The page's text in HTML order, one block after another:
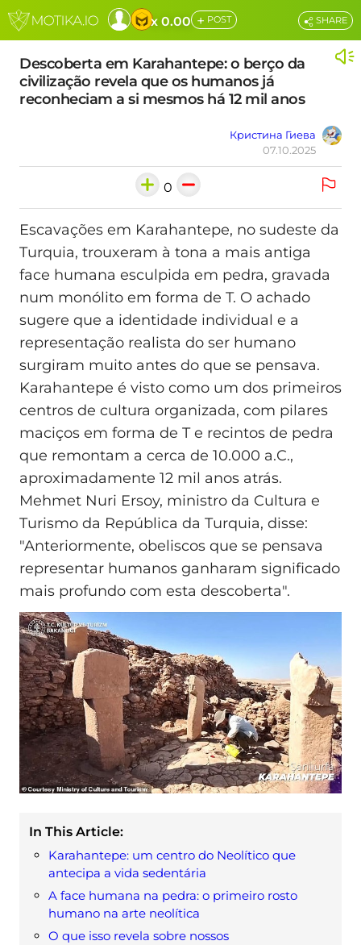
x 0.00 + POST
Descoberta em Karahantepe: o berço da
civilização revela que os humanos já
reconheciam a si mesmos há 12 mil anos
Кристина Гиева
07.10.2025
SHARE
0
Escavações em Karahantepe, no sudeste da
Turquia, trouxeram à tona a mais antiga
face humana esculpida em pedra, gravada
num monólito em forma de T. O achado
sugere que a identidade individual e a
representação realista do ser humano
surgiram muito antes do que se pensava.
Karahantepe é visto como um dos primeiros
centros de cultura organizada, com pilares
maciços em forma de T e recintos de pedra
que remontam a cerca de 10.000 a.C.,
aproximadamente 12 mil anos atrás.
Mehmet Nuri Ersoy, ministro da Cultura e
Turismo da República da Turquia, disse:
"Anteriormente, obeliscos que se pensava
representar humanos ganharam significado
mais profundo com esta descoberta".
In This Article:
Karahantepe: um centro do Neolítico que
antecipa a vida sedentária
A face humana na pedra: o primeiro rosto
humano na arte neolítica
O que isso revela sobre nossos